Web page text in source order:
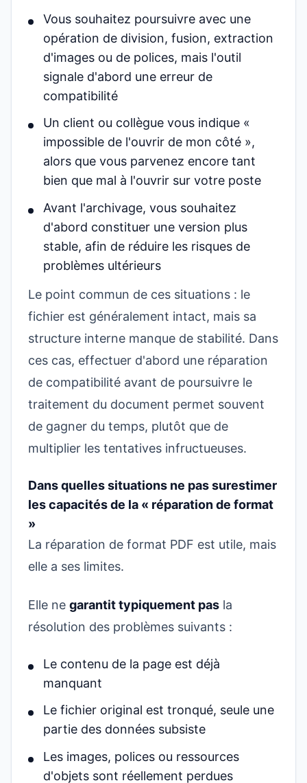
Vous souhaitez poursuivre avec une
opération de division, fusion, extraction
d'images ou de polices, mais l'outil
signale d'abord une erreur de
compatibilité
Un client ou collègue vous indique «
impossible de l'ouvrir de mon côté »,
alors que vous parvenez encore tant
bien que mal à l'ouvrir sur votre poste
Avant l'archivage, vous souhaitez
d'abord constituer une version plus
stable, afin de réduire les risques de
problèmes ultérieurs
Le point commun de ces situations : le
fichier est généralement intact, mais sa
structure interne manque de stabilité. Dans
ces cas, effectuer d'abord une réparation
de compatibilité avant de poursuivre le
traitement du document permet souvent
de gagner du temps, plutôt que de
multiplier les tentatives infructueuses.
Dans quelles situations ne pas surestimer
les capacités de la « réparation de format
»
La réparation de format PDF est utile, mais
elle a ses limites.
Elle ne garantit typiquement pas la
résolution des problèmes suivants :
Le contenu de la page est déjà
manquant
Le fichier original est tronqué, seule une
partie des données subsiste
Les images, polices ou ressources
d'objets sont réellement perdues